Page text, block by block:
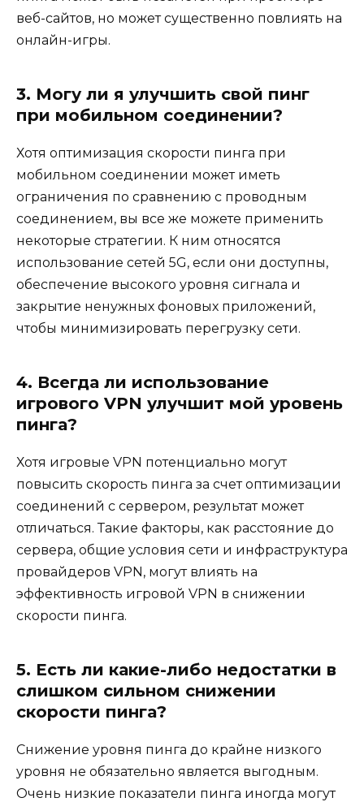
веб-сайтов, но может существенно повлиять на
онлайн-игры.
3. Могу ли я улучшить свой пинг
при мобильном соединении?
Хотя оптимизация скорости пинга при
мобильном соединении может иметь
ограничения по сравнению с проводным
соединением, вы все же можете применить
некоторые стратегии. К ним относятся
использование сетей 5G, если они доступны,
обеспечение высокого уровня сигнала и
закрытие ненужных фоновых приложений,
чтобы минимизировать перегрузку сети.
4. Всегда ли использование
игрового VPN улучшит мой уровень
пинга?
Хотя игровые VPN потенциально могут
повысить скорость пинга за счет оптимизации
соединений с сервером, результат может
отличаться. Такие факторы, как расстояние до
сервера, общие условия сети и инфраструктура
провайдеров VPN, могут влиять на
эффективность игровой VPN в снижении
скорости пинга.
5. Есть ли какие-либо недостатки в
слишком сильном снижении
скорости пинга?
Снижение уровня пинга до крайне низкого
уровня не обязательно является выгодным.
Очень низкие показатели пинга иногда могут